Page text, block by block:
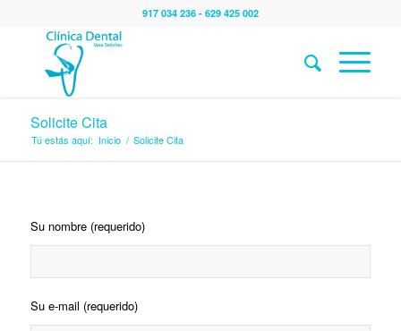
917 034 236 - 629 425 002
Solicite Cita
Tú estás aquí: Inicio / Solicite Cita
Su nombre (requerido)
Su e-mail (requerido)